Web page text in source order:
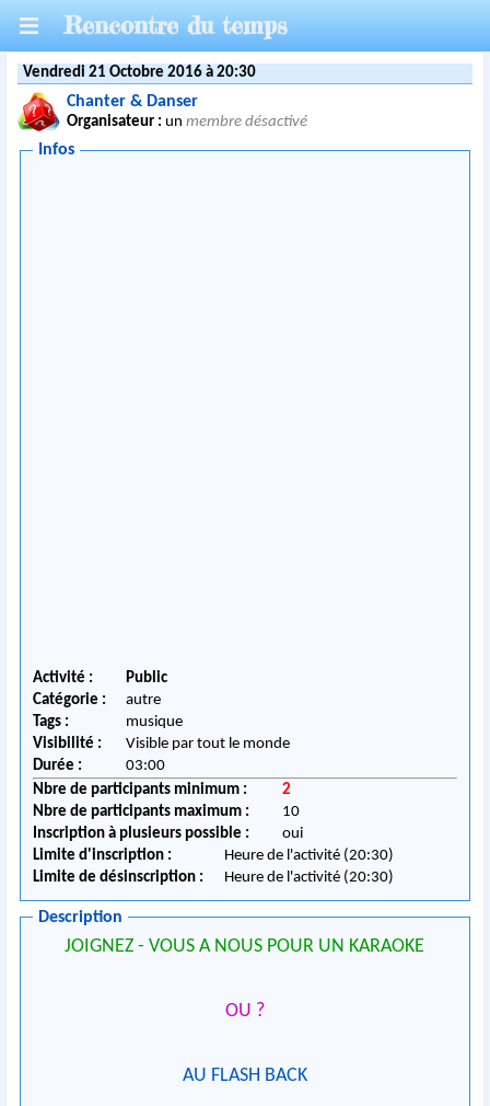
Rencontre du temps
Vendredi 21 Octobre 2016 à 20:30
Chanter & Danser
Organisateur : unmembre désactivé
Infos
Activité :
Public
Catégorie :
autre
Tags :
musique
Visibilité :
Visible par tout le monde
Durée :
03:00
Nbre de participants minimum :
2
Nbre de participants maximum :
10
Inscription à plusieurs possible :
oui
Limite d'inscription :
Heure de l'activité (20:30)
Limite de désinscription :
Heure de l'activité (20:30)
Description
JOIGNEZ - VOUS A NOUS POUR UN KARAOKE
OU ?
AU FLASH BACK